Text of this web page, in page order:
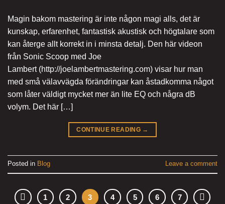
Magin bakom mastering är inte någon magi alls, det är
kunskap, erfarenhet, fantastisk akustisk och högtalare som
kan återge allt korrekt in i minsta detalj. Den här videon
från Sonic Scoop med Joe
Lambert (http://joelambertmastering.com) visar hur man
med små välavvägda förändringar kan åstadkomma något
som låter väldigt mycket mer än lite EQ och några dB
volym. Det här […]
CONTINUE READING →
Posted in Blog Leave a comment
1 2 3 4 5 6 7